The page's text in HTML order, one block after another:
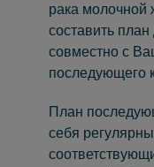
рака молочной
составить
совместно с
последующего
План
себя